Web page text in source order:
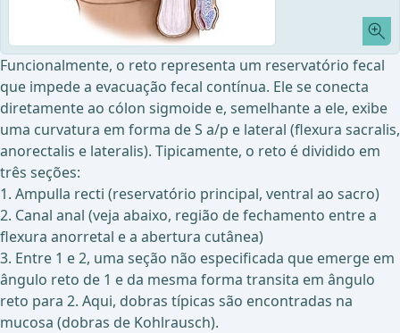
Funcionalmente, o reto representa um reservatório fecal
que impede a evacuação fecal contínua. Ele se conecta
diretamente ao cólon sigmoide e, semelhante a ele, exibe
uma curvatura em forma de S a/p e lateral (flexura sacralis,
anorectalis e lateralis). Tipicamente, o reto é dividido em
três seções:
1. Ampulla recti (reservatório principal, ventral ao sacro)
2. Canal anal (veja abaixo, região de fechamento entre a
flexura anorretal e a abertura cutânea)
3. Entre 1 e 2, uma seção não especificada que emerge em
ângulo reto de 1 e da mesma forma transita em ângulo
reto para 2. Aqui, dobras típicas são encontradas na
mucosa (dobras de Kohlrausch).